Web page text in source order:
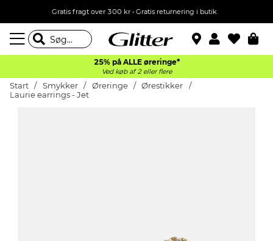
Gratis fragt over 300 kr • Gratis returnering i butik
25% på ALLE øreringe*
Ved køb af 2 eller flere
Start Smykker Øreringe
Ørestikker
Laurie earrings - Jet